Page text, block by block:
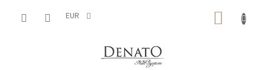
EUR